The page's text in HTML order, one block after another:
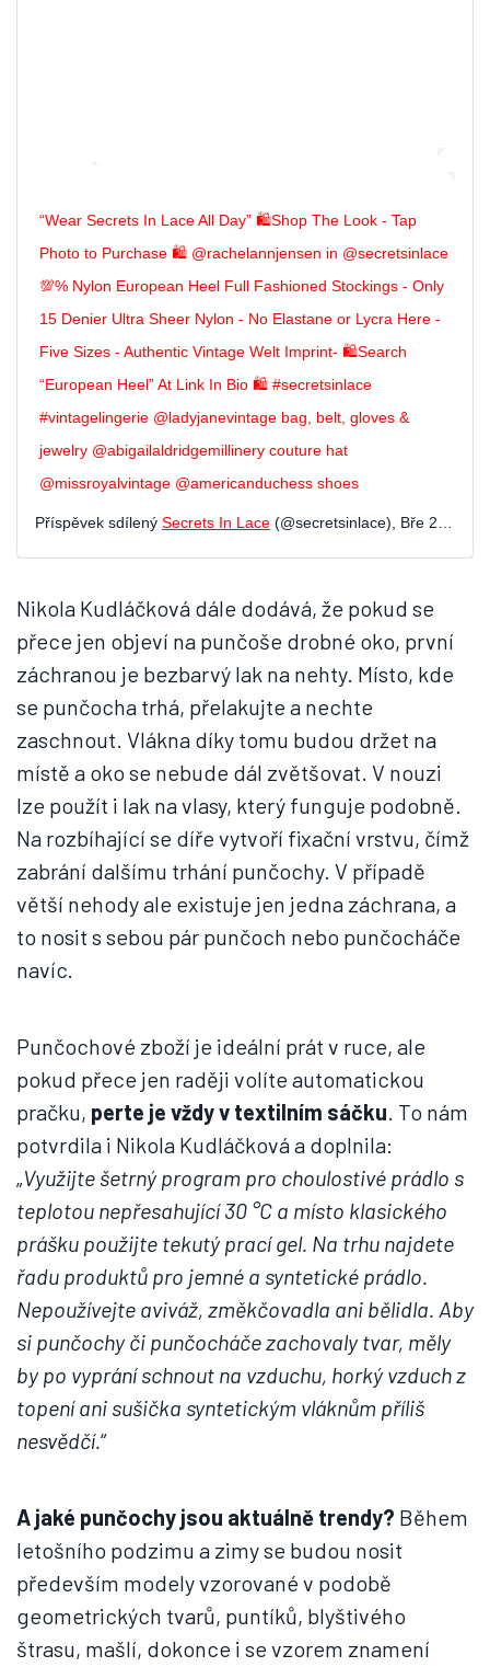
“Wear Secrets In Lace All Day” 🛍Shop The Look - Tap
Photo to Purchase 🛍 @rachelannjensen in @secretsinlace
💯% Nylon European Heel Full Fashioned Stockings - Only
15 Denier Ultra Sheer Nylon - No Elastane or Lycra Here -
Five Sizes - Authentic Vintage Welt Imprint- 🛍Search
“European Heel” At Link In Bio 🛍 #secretsinlace
#vintagelingerie @ladyjanevintage bag, belt, gloves &
jewelry @abigailaldridgemillinery couture hat
@missroyalvintage @americanduchess shoes
Příspěvek sdílený Secrets In Lace (@secretsinlace), Bře 23, 2020 v 10:55 PDT
Nikola Kudláčková dále dodává, že pokud se
přece jen objeví na punčoše drobné oko, první
záchranou je bezbarvý lak na nehty. Místo, kde
se punčocha trhá, přelakujte a nechte
zaschnout. Vlákna díky tomu budou držet na
místě a oko se nebude dál zvětšovat. V nouzi
lze použít i lak na vlasy, který funguje podobně.
Na rozbíhající se díře vytvoří fixační vrstvu, čímž
zabrání dalšímu trhání punčochy. V případě
větší nehody ale existuje jen jedna záchrana, a
to nosit s sebou pár punčoch nebo punčocháče
navíc.
Punčochové zboží je ideální prát v ruce, ale
pokud přece jen raději volíte automatickou
pračku, perte je vždy v textilním sáčku. To nám
potvrdila i Nikola Kudláčková a doplnila:
„Využijte šetrný program pro choulostivé prádlo s
teplotou nepřesahující 30 °C a místo klasického
prášku použijte tekutý prací gel. Na trhu najdete
řadu produktů pro jemné a syntetické prádlo.
Nepoužívejte aviváž, změkčovadla ani bělidla. Aby
si punčochy či punčocháče zachovaly tvar, měly
by po vyprání schnout na vzduchu, horký vzduch z
topení ani sušička syntetickým vláknům příliš
nesvědčí.“
A jaké punčochy jsou aktuálně trendy? Během
letošního podzimu a zimy se budou nosit
především modely vzorované v podobě
geometrických tvarů, puntíků, blyštivého
štrasu, mašlí, dokonce i se vzorem znamení